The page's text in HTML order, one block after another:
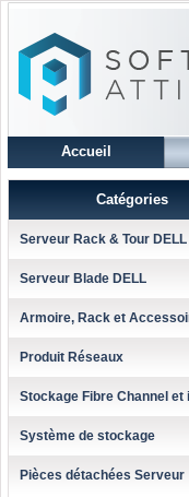
Accueil
Catégories
Serveur Rack & Tour DELL
Serveur Blade DELL
Armoire, Rack et
Produit Réseaux
Stockage Fibre Channel et
Système de stockage
Pièces détachées Serveur